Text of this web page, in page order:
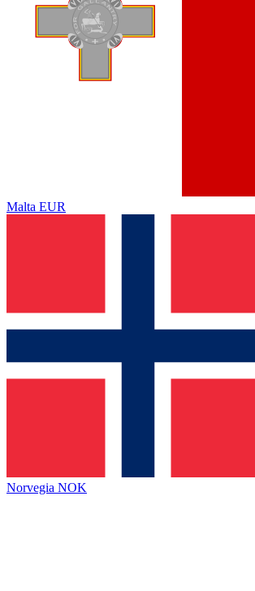
Malta EUR
Norvegia NOK